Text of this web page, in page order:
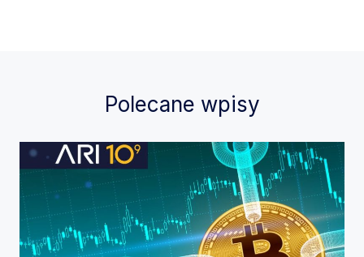
Polecane wpisy